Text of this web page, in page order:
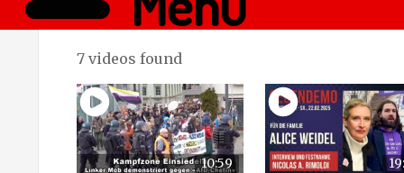
7 videos found
10:59